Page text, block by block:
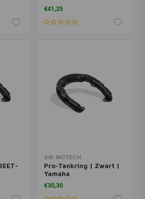
€41,25
SW-MOTECH
Pro-Tankring | Zwart |
Yamaha
€30,30